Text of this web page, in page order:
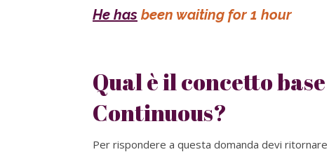
He has been waiting for 1 hour
Qual è il concetto
Continuous?
Per rispondere a questa domanda devi